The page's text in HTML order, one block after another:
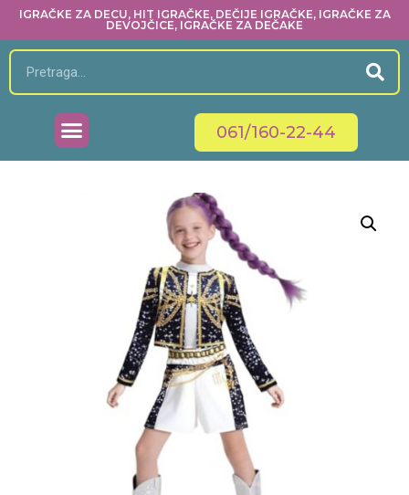
IGRAČKE ZA DECU, HIT IGRAČKE, DEČIJE IGRAČKE, IGRAČKE ZA
DEVOJČICE, IGRAČKE ZA DEČAKE
061/160-22-44